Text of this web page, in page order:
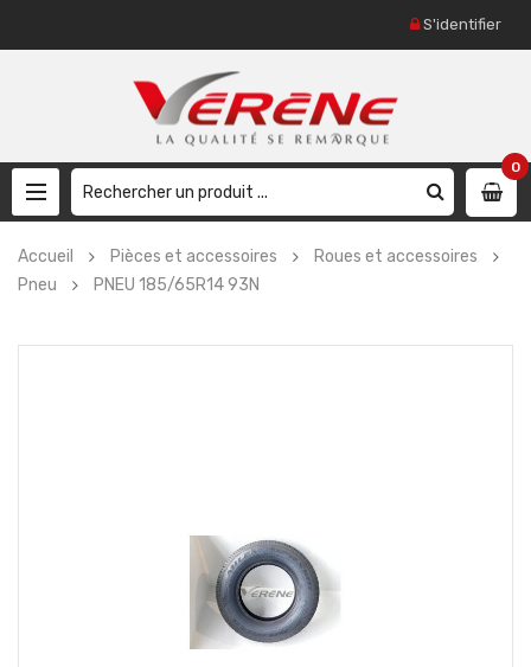
S'identifier
0
Accueil Pièces et accessoires
Roues et accessoires
Pneu
PNEU 185/65R14 93N